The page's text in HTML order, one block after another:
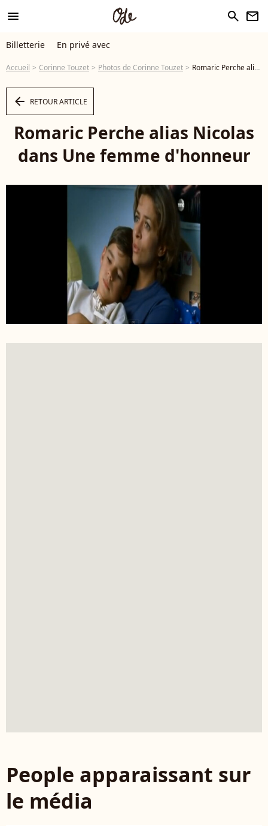
menu search newsletter
Billetterie En privé avec
Accueil Corinne Touzet Photos de Corinne Touzet Romaric Perche alias Nicolas dans Une femme d'honneur - Photo
arrow_left RETOUR ARTICLE
Romaric Perche alias Nicolas
dans Une femme d'honneur
People apparaissant sur
le média